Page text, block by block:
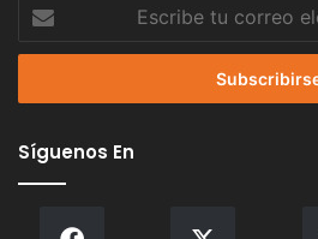
correo
Síguenos En